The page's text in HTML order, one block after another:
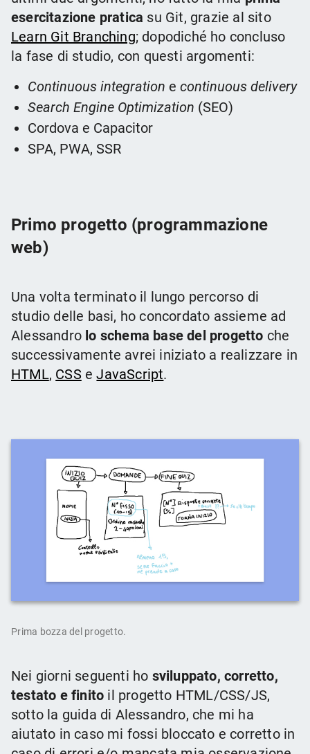
esercitazione pratica su Git, grazie al sito
Learn Git Branching; dopodiché ho concluso
la fase di studio, con questi argomenti:
Continuous integration e continuous delivery
Search Engine Optimization (SEO)
Cordova e Capacitor
SPA, PWA, SSR
Primo progetto (programmazione
web)
Una volta terminato il lungo percorso di
studio delle basi, ho concordato assieme ad
Alessandro lo schema base del progetto che
successivamente avrei iniziato a realizzare in
HTML, CSS eJavaScript.
Prima bozza del progetto.
Nei giorni seguenti ho sviluppato, corretto,
testato e finito il progetto HTML/CSS/JS,
sotto la guida di Alessandro, che mi ha
aiutato in caso mi fossi bloccato e corretto in